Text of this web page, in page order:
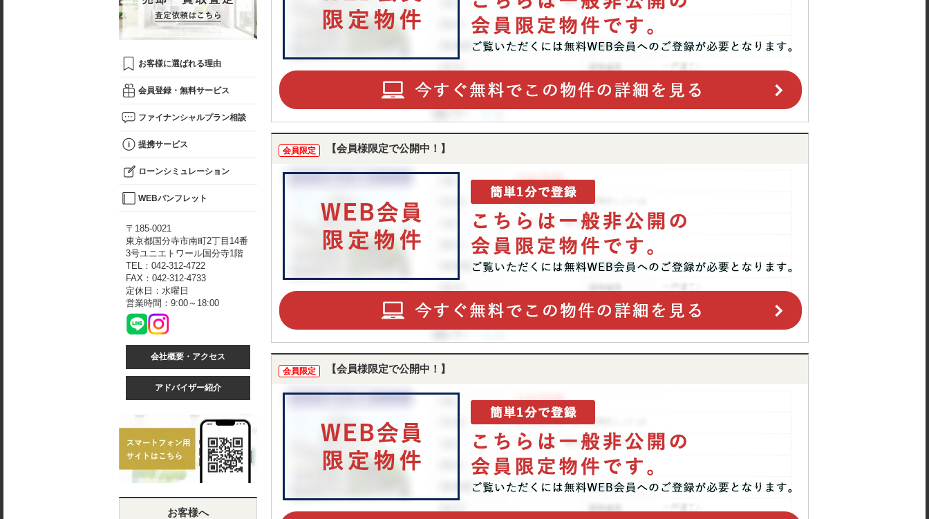
会員限定 【会員様限定で公開中！】
会員限定 【会員様限定で公開中！】
お客様に選ばれる理由
会員登録・無料サービス
ファイナンシャルプラン相談
提携サービス
ローンシミュレーション
WEBパンフレット
〒185-0021
東京都国分寺市南町2丁目14番
3号ユニエトワール国分寺1階
TEL：042-312-4722
FAX：042-312-4733
定休日：水曜日
営業時間：9:00～18:00
会社概要・アクセス
アドバイザー紹介
お客様へ